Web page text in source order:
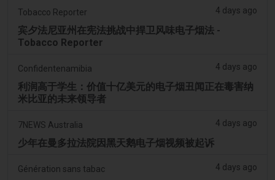
Tobacco Reporter 4 days ago
宾夕法尼亚州在宪法挑战中捍卫风味电子烟法 -
Tobacco Reporter
Confidentenamibia 4 days ago
利润高于学生：价值十亿美元的电子烟丑闻正在毒害纳
米比亚的未来领导者
7NEWS Australia 4 days ago
少年在曼多拉法院因黑天鹅电子烟视频被起诉
Génération sans tabac 4 days ago